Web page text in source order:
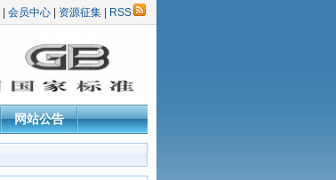
会员中心 资源征集 RSS
网站公告